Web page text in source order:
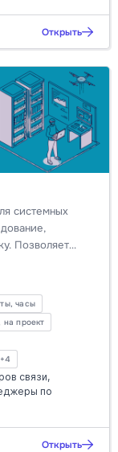
Открыть
системных
Позволяет
часы
на проект
+4
связи,
по
Открыть